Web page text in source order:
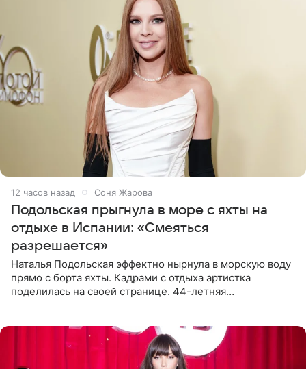
12 часов назад Соня Жарова
Подольская прыгнула в море с яхты на
отдыхе в Испании: «Смеяться
разрешается»
Наталья Подольская эффектно нырнула в морскую воду
прямо с борта яхты. Кадрами с отдыха артистка
поделилась на своей странице. 44-летняя